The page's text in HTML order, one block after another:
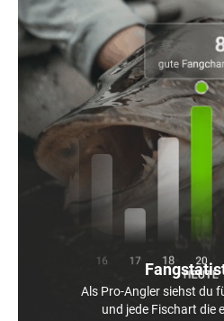
Als Pro-Angler siehst du
und jede Fischart die